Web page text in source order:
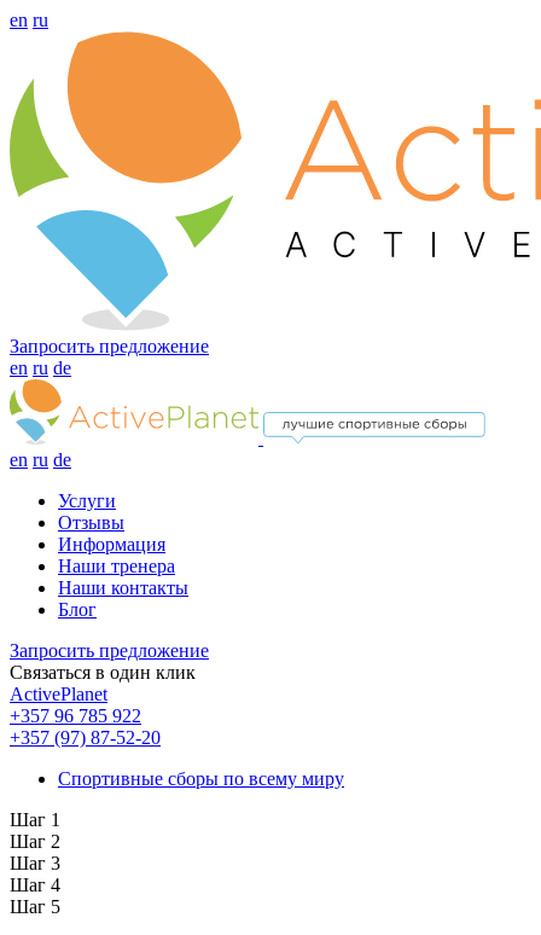
en ru
Запросить предложение
en ru de
en ru de
Услуги
Отзывы
Информация
Наши тренера
Наши контакты
Блог
Запросить предложение
Связаться в один клик
ActivePlanet
+357 96 785 922
+357 (97) 87-52-20
Спортивные сборы по всему миру
Шаг 1
Шаг 2
Шаг 3
Шаг 4
Шаг 5